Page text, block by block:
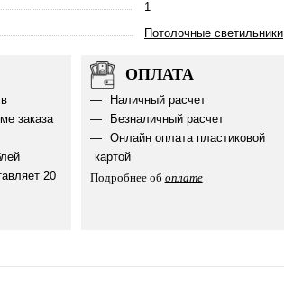
1
Потолочные светильники
заказа
20
ОПЛАТА
Наличный расчет
Безналичный расчет
Онлайн оплата пластиковой
картой
Подробнее об оплате